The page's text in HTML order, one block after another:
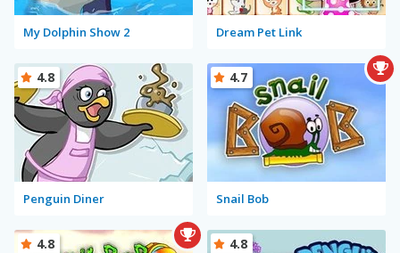
My Dolphin Show 2 Dream Pet Link
Penguin Diner
4.8
Snail Bob
4.7
4.8 4.8